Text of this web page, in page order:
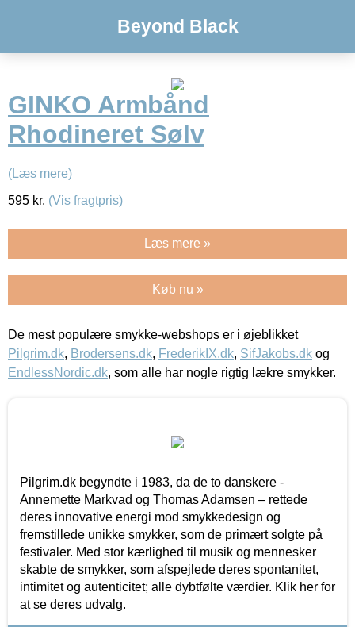
Beyond Black
GINKO Armbånd
Rhodineret Sølv
(Læs mere)
595 kr. (Vis fragtpris)
Læs mere »
Køb nu »
De mest populære smykke-webshops er i øjeblikket
Pilgrim.dk, Brodersens.dk, FrederikIX.dk, SifJakobs.dk og
EndlessNordic.dk, som alle har nogle rigtig lækre smykker.
Pilgrim.dk begyndte i 1983, da de to danskere -
Annemette Markvad og Thomas Adamsen – rettede
deres innovative energi mod smykkedesign og
fremstillede unikke smykker, som de primært solgte på
festivaler. Med stor kærlighed til musik og mennesker
skabte de smykker, som afspejlede deres spontanitet,
intimitet og autenticitet; alle dybtfølte værdier. Klik her for
at se deres udvalg.